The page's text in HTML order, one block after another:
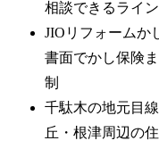
相談できるライ
JIOリフォームか
書面でかし保険
制
千駄木の地元目
丘・根津周辺の